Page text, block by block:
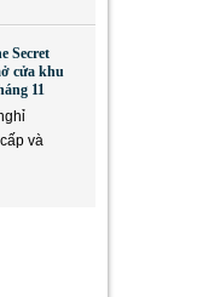
Secret
cửa khu
11
và